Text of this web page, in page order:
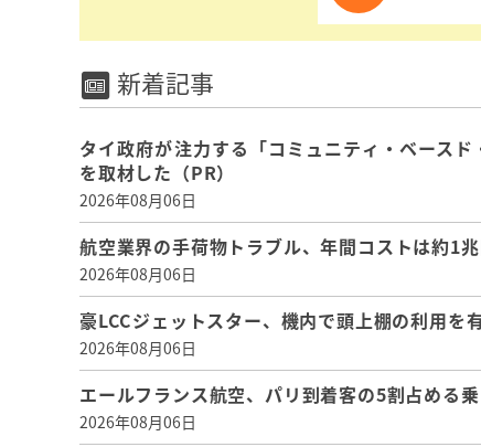
新着記事
タイ政府が注力する「コミュニティ・ベース
を取材した（PR）
2026年08月06日
航空業界の手荷物トラブル、年間コストは約
2026年08月06日
豪LCCジェットスター、機内で頭上棚の利用を
2026年08月06日
エールフランス航空、パリ到着客の5割占める
2026年08月06日